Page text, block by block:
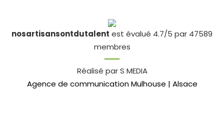
nosartisansontdutalent est évalué 4.7/5 par 47589
membres
Réalisé par S MEDIA
Agence de communication Mulhouse | Alsace